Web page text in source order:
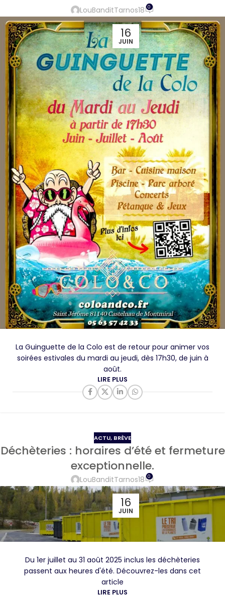
LouBanditTarnos18 0
16
JUIN
La Guinguette de la Colo est de retour pour animer vos
soirées estivales du mardi au jeudi, dès 17h30, de juin à
août.
LIRE PLUS
ACTU, BRÈVE
Déchèteries : horaires d’été et fermeture
exceptionnelle.
LouBanditTarnos18 0
16
JUIN
Du 1er juillet au 31 août 2025 inclus les déchèteries
passent aux heures d'été. Découvrez-les dans cet
article
LIRE PLUS